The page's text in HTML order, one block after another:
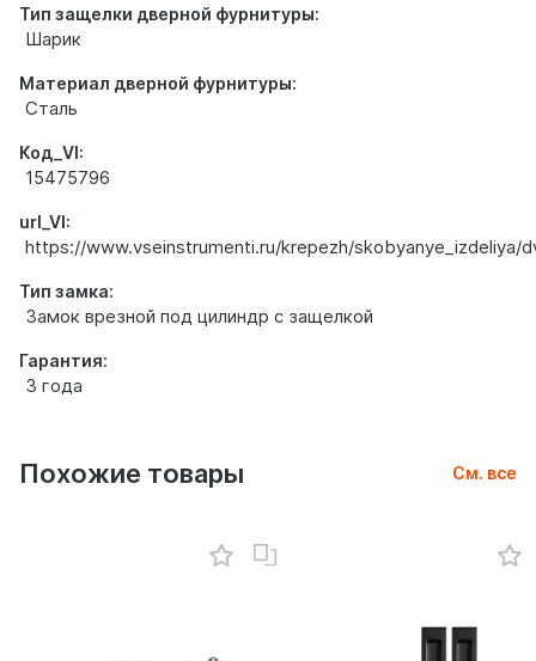
Тип защелки дверной фурнитуры:
Шарик
Материал дверной фурнитуры:
Сталь
Код_VI:
15475796
url_VI:
https://www.vseinstrumenti.ru/krepezh/skobyanye_izdeliya/
Тип замка:
Замок врезной под цилиндр с защелкой
Гарантия:
3 года
Похожие товары См. все